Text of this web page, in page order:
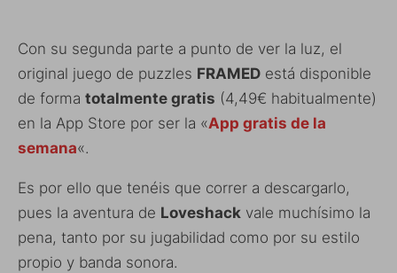
Con su segunda parte a punto de ver la luz, el
original juego de puzzles FRAMED está disponible
de forma totalmente gratis (4,49€ habitualmente)
en la App Store por ser la «App gratis de la
semana«.
Es por ello que tenéis que correr a descargarlo,
pues la aventura de Loveshack vale muchísimo la
pena, tanto por su jugabilidad como por su estilo
propio y banda sonora.